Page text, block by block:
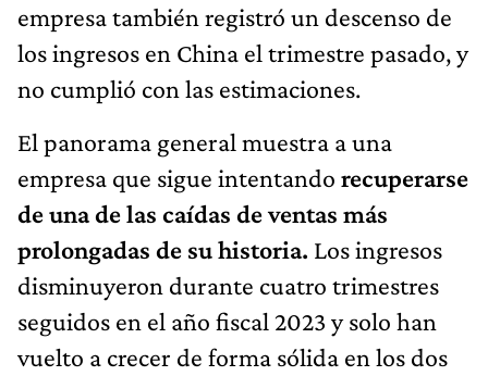
empresa también registró un descenso de
los ingresos en China el trimestre pasado, y
no cumplió con las estimaciones.
El panorama general muestra a una
empresa que sigue intentando recuperarse
de una de las caídas de ventas más
prolongadas de su historia. Los ingresos
disminuyeron durante cuatro trimestres
seguidos en el año fiscal 2023 y solo han
vuelto a crecer de forma sólida en los dos